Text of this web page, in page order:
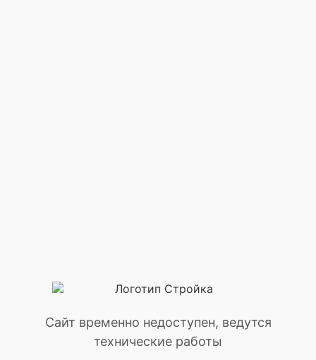
Сайт временно недоступен, ведутся
технические работы